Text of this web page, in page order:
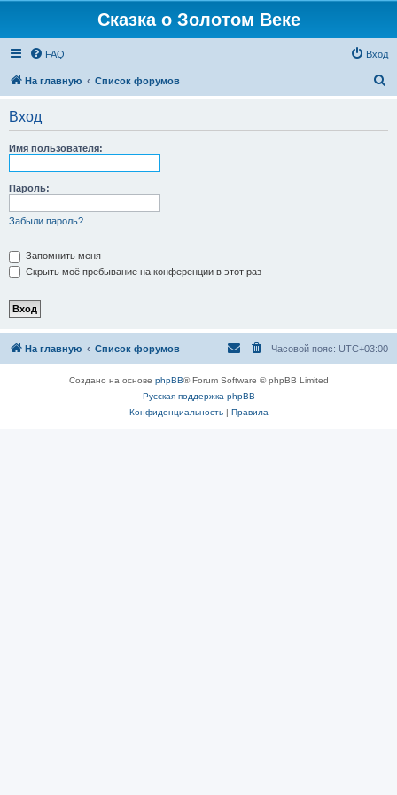
Сказка о Золотом Веке
FAQ Вход
На главную Список форумов
Вход
Имя пользователя:
Пароль:
Забыли пароль?
Запомнить меня
Скрыть моё пребывание на конференции в этот раз
На главную Список форумов Часовой пояс: UTC+03:00
Создано на основе phpBB® Forum Software © phpBB Limited
Русская поддержка phpBB
Конфиденциальность| Правила